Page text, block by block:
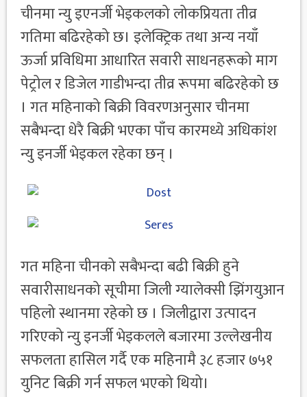
चीनमा न्यु इएनर्जी भेइकलको लोकप्रियता तीव्र
गतिमा बढिरहेको छ। इलेक्ट्रिक तथा अन्य नयाँ
ऊर्जा प्रविधिमा आधारित सवारी साधनहरूको माग
पेट्रोल र डिजेल गाडीभन्दा तीव्र रूपमा बढिरहेको छ
। गत महिनाको बिक्री विवरणअनुसार चीनमा
सबैभन्दा धेरै बिक्री भएका पाँच कारमध्ये अधिकांश
न्यु इनर्जी भेइकल रहेका छन् ।
गत महिना चीनको सबैभन्दा बढी बिक्री हुने
सवारीसाधनको सूचीमा जिली ग्यालेक्सी झिंगयुआन
पहिलो स्थानमा रहेको छ । जिलीद्वारा उत्पादन
गरिएको न्यु इनर्जी भेइकलले बजारमा उल्लेखनीय
सफलता हासिल गर्दै एक महिनामै ३८ हजार ७५१
युनिट बिक्री गर्न सफल भएको थियो।